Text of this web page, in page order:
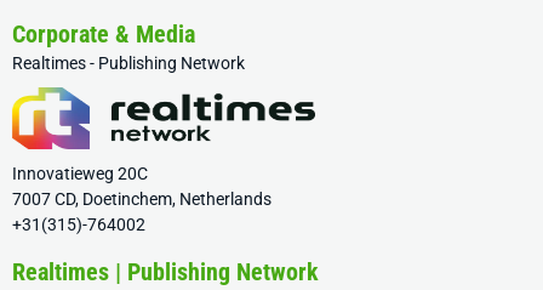
Corporate & Media
Realtimes - Publishing Network
Innovatieweg 20C
7007 CD, Doetinchem, Netherlands
+31(315)-764002
Realtimes | Publishing Network